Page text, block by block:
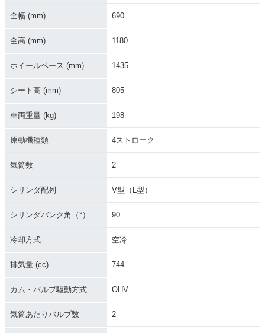
全幅 (mm) 690
全高 (mm) 1180
ホイールベース (mm) 1435
シート高 (mm) 805
車両重量 (kg) 198
原動機種類 4ストローク
気筒数 2
シリンダ配列 V型（L型）
シリンダバンク角（°） 90
冷却方式 空冷
排気量 (cc) 744
カム・バルブ駆動方式 OHV
気筒あたりバルブ数 2